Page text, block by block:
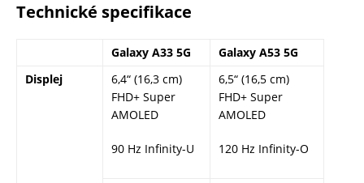
Technické specifikace
Galaxy A33 5G
Galaxy A53 5G
Displej
6,4“ (16,3 cm)
FHD+ Super
AMOLED
90 Hz Infinity-U
6,5“ (16,5 cm)
FHD+ Super
AMOLED
120 Hz Infinity-O